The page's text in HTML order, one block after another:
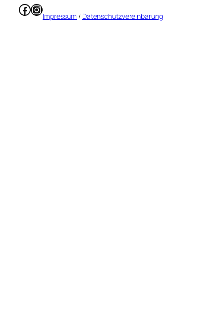
Facebook
Instagram
Impressum / Datenschutzvereinbarung